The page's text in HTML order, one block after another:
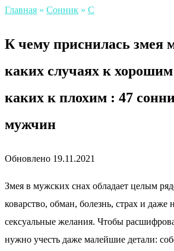
Главная » Сонник » С
К чему приснилась змея
каких случаях к
каких к плохим : 47
мужчин
Обновлено 19.11.2021
Змея в мужских снах обладает целым
коварство, обман, болезнь, страх и даже
сексуальные желания. Чтобы
нужно учесть даже малейшие детали: